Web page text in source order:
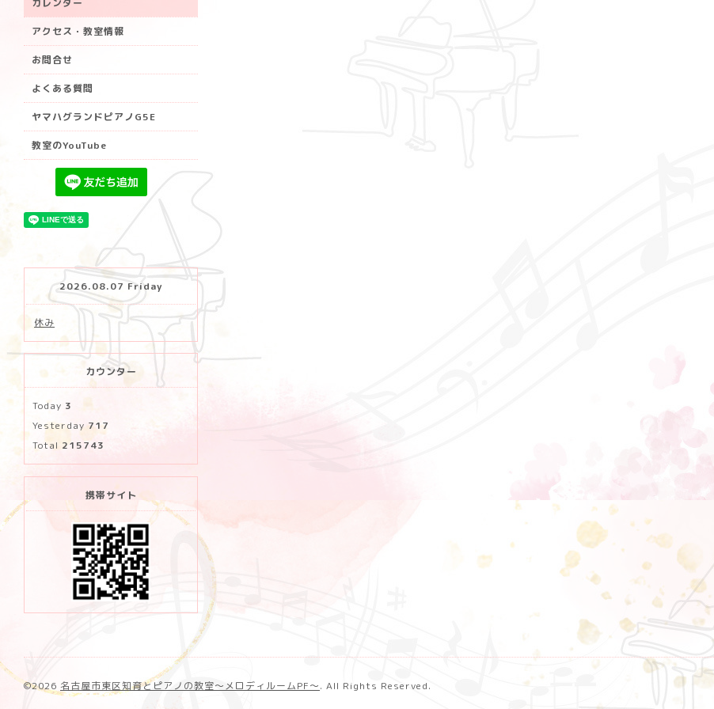
カレンダー
アクセス・教室情報
お問合せ
よくある質問
ヤマハグランドピアノG5E
教室のYouTube
2026.08.07 Friday
休み
カウンター
Today 3
Yesterday717
Total 215743
携帯サイト
©2026 名古屋市東区知育とピアノの教室〜メロディルームPF〜. All Rights Reserved.